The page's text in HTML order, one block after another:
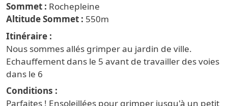
Rochepleine
550
Itinéraire
Nous sommes allés grimper au jardin de ville.
Echauffement dans le 5 avant de travailler des voies
dans le 6
Conditions
Parfaites ! Ensoleillées pour grimper jusqu'à un petit